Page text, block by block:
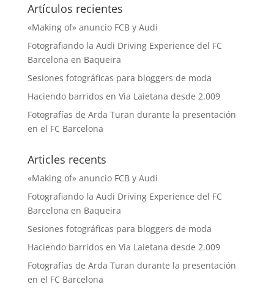
Artículos recientes
«Making of» anuncio FCB y Audi
Fotografiando la Audi Driving Experience del FC
Barcelona en Baqueira
Sesiones fotográficas para bloggers de moda
Haciendo barridos en Via Laietana desde 2.009
Fotografías de Arda Turan durante la presentación
en el FC Barcelona
Articles recents
«Making of» anuncio FCB y Audi
Fotografiando la Audi Driving Experience del FC
Barcelona en Baqueira
Sesiones fotográficas para bloggers de moda
Haciendo barridos en Via Laietana desde 2.009
Fotografías de Arda Turan durante la presentación
en el FC Barcelona